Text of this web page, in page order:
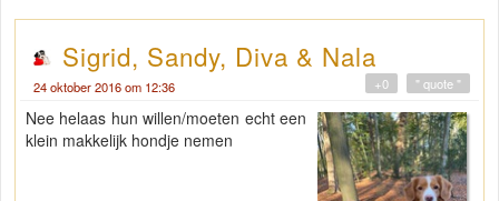
Sigrid, Sandy, Diva & Nala
24 oktober 2016 om 12:36 " quote "
+0
Nee helaas hun willen/moeten echt een
klein makkelijk hondje nemen